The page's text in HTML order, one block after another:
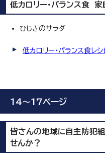
低カロリー・バランス食
ひじきのサラダ
低カロリー・バランス食レシ
14～17ページ
皆さんの地域に自主防犯
せんか？